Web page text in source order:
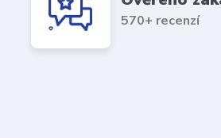
570+ recenzí